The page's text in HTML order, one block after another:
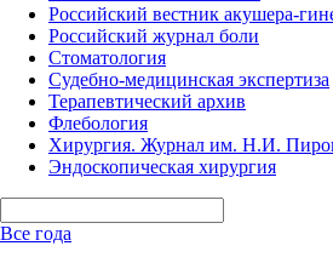
Российский вестник акушера-
Российский журнал боли
Стоматология
Судебно-медицинская экспертиза
Терапевтический архив
Флебология
Хирургия. Журнал им. Н.И.
Эндоскопическая хирургия
Все года